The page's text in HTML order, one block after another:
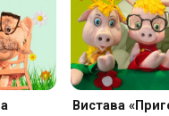
Вистава